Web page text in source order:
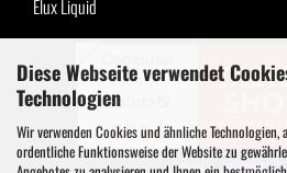
Diese Webseite verwendet
Technologien
Wir verwenden Cookies und ähnliche
ordentliche Funktionsweise der Website zu
Elux Liquid